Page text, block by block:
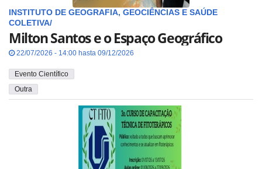
INSTITUTO DE GEOGRAFIA, GEOCIÊNCIAS E SAÚDE
COLETIVA/
Milton Santos e o Espaço Geográfico
22/07/2026 - 14:00 hasta 09/12/2026
Evento Científico
Outra